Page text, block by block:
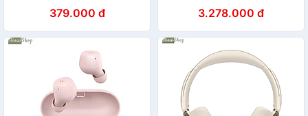
Tuyến, Tổng Đài Viên, Game
Thủ - Hàng Chính Hãng
379.000 đ
Công Suất 66W - Hàng
chính hãng
3.278.000 đ